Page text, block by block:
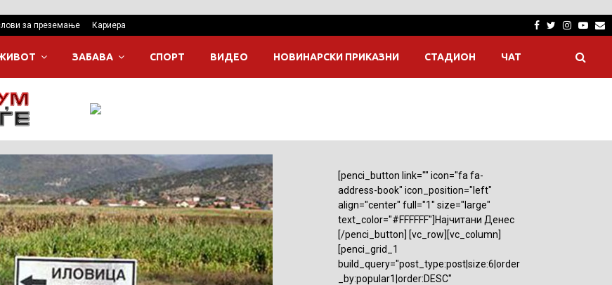
за преземање Кариера Facebook
Twitter
ЗАБАВА СПОРТ ВИДЕО НОВИНАРСКИ ПРИКАЗНИ СТАДИОН ЧАТ
[penci_button link="" icon="fa fa-
address-book" icon_position="left"
align="center" full="1" size="large"
text_color="#FFFFFF"]Најчитани Денес
[/penci_button] [vc_row][vc_column]
[penci_grid_1
build_query="post_type:post|size:6|order
_by:popular1|order:DESC"